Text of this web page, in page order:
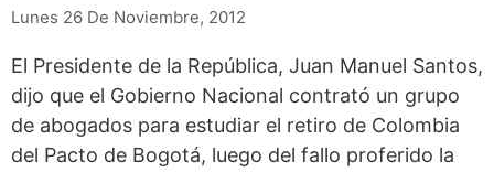
Lunes 26 De Noviembre, 2012
El Presidente de la República, Juan Manuel Santos,
dijo que el Gobierno Nacional contrató un grupo
de abogados para estudiar el retiro de Colombia
del Pacto de Bogotá, luego del fallo proferido la